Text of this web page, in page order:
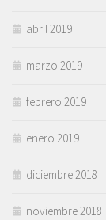
abril 2019
marzo 2019
febrero 2019
enero 2019
diciembre 2018
noviembre 2018